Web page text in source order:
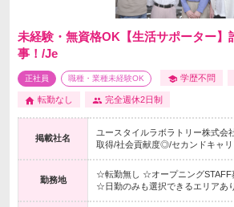
未経験・無資格OK【生活サポーター】
事！/Je
正社員 職種・業種未経験OK 学歴不問
転勤なし 完全週休2日制
掲載社名
ユースタイルラボラトリー株式会
取得/社会貢献度◎/セカンドキャ
勤務地
☆転勤無し ☆オープニング
☆日勤のみも選択できるエリアあ